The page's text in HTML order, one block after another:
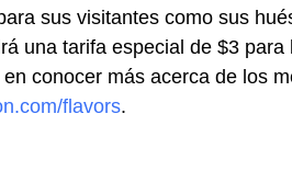
sus visitantes como sus
una tarifa especial de $3
conocer más acerca de los
flavors.